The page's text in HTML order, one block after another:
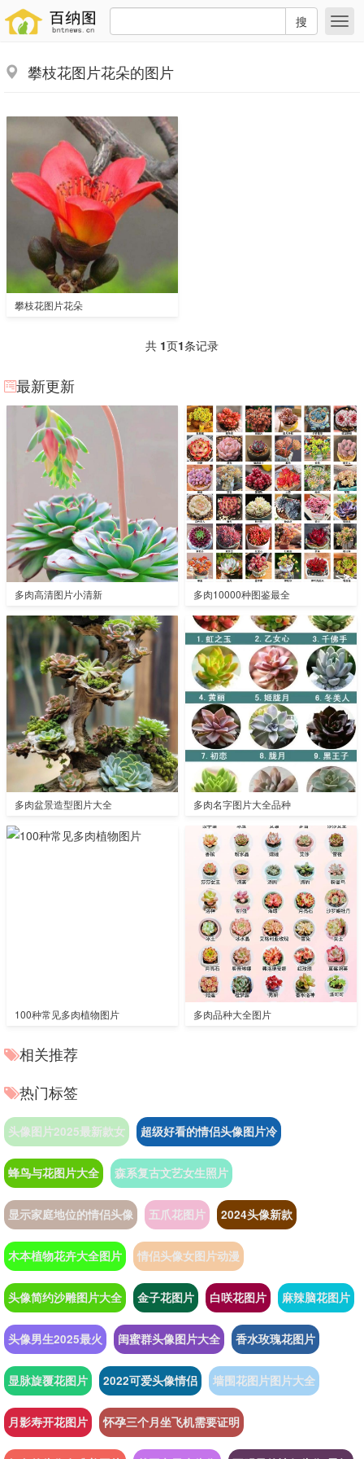
搜
攀枝花图片花朵的图片
攀枝花图片花朵
共 1页1条记录
最新更新
多肉高清图片小清新 多肉10000种图鉴最全
多肉盆景造型图片大全 多肉名字图片大全品种
100种常见多肉植物图片 多肉品种大全图片
相关推荐
热门标签
头像图片2025最新款女 超级好看的情侣头像图片冷
蜂鸟与花图片大全 森系复古文艺女生照片
显示家庭地位的情侣头像 五爪花图片 2024头像新款
木本植物花卉大全图片 情侣头像女图片动漫
头像简约沙雕图片大全 金子花图片 白咲花图片 麻辣脑花图片
头像男生2025最火 闺蜜群头像图片大全 香水玫瑰花图片
显脉旋覆花图片 2022可爱头像情侣 墙围花图片图片大全
月影寿开花图片 怀孕三个月坐飞机需要证明